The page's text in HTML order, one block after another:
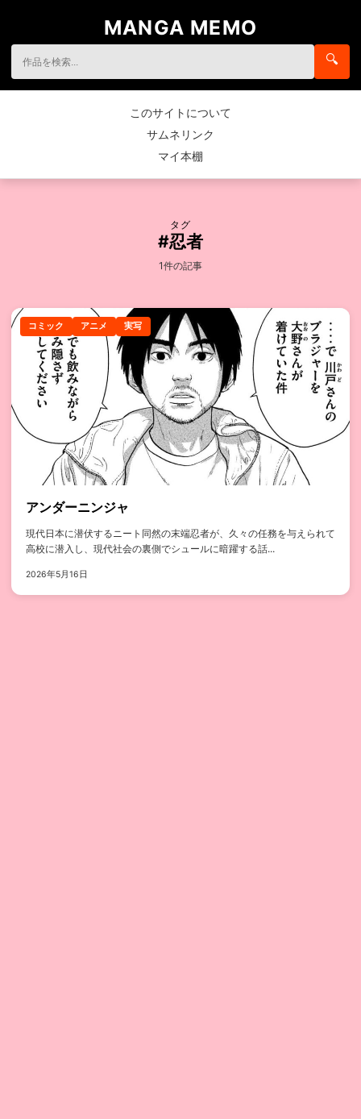
MANGA MEMO
🔍
このサイトについて
サムネリンク
マイ本棚
タグ
#忍者
1件の記事
コミック アニメ 実写
アンダーニンジャ
現代日本に潜伏するニート同然の末端忍者が、久々の任務を与えられて
高校に潜入し、現代社会の裏側でシュールに暗躍する話...
2026年5月16日